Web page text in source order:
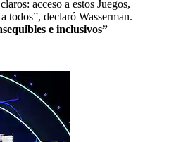
acceso a estos Juegos,
todos”, declaró Wasserman.
e inclusivos”